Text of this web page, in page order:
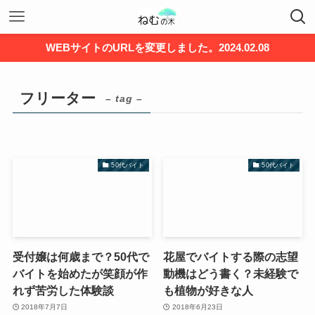
WEBサイトのURLを変更しました。2024.02.08
フリーター – tag –
50代バイト
受付嬢は何歳まで？50代で
バイトを始めたが笑顔が作
れず苦労した体験談
2018年7月7日
50代バイト
花屋でバイトする際の志望
動機はどう書く？未経験で
も植物が好きな人
2018年6月23日